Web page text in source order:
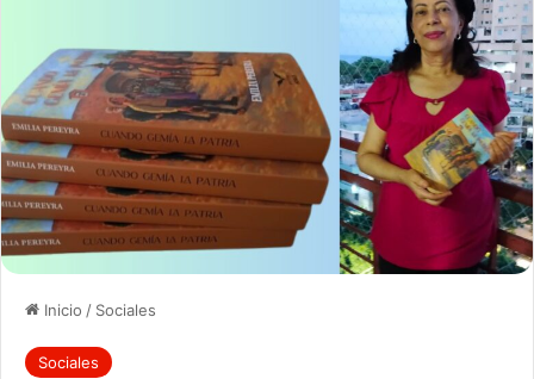
Inicio / Sociales
Sociales